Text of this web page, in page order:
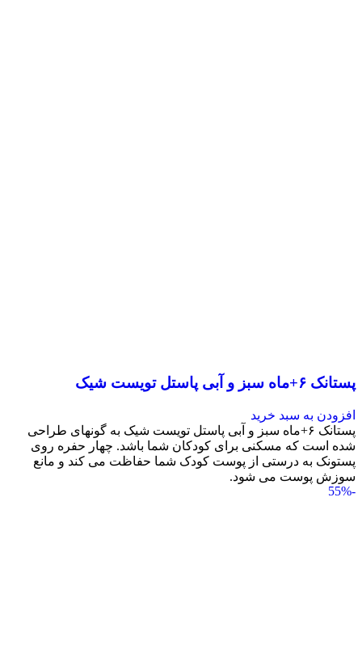
پستانک ۶+ماه سبز و آبی پاستل تویست شیک
افزودن به سبد خرید
پستانک ۶+ماه سبز و آبی پاستل تویست شیک به گونه‎ای طراحی
شده است که مسکنی برای کودکان شما باشد. چهار حفره روی
پستونک به درستی از پوست کودک شما حفاظت می کند و مانع
سوزش پوست می شود.
-55%